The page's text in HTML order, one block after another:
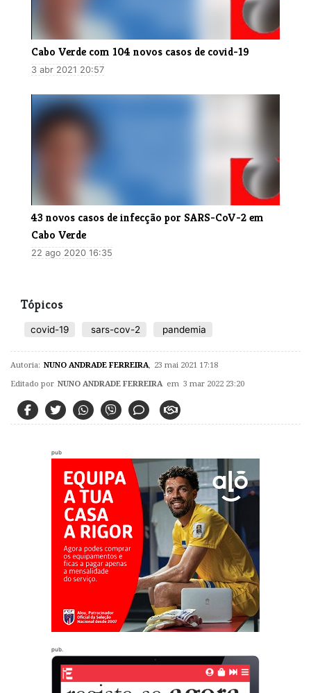
Cabo Verde com 104 novos casos de covid-19
3 abr 2021 20:57
43 novos casos de infecção por SARS-CoV-2 em
Cabo Verde
22 ago 2020 16:35
Tópicos
covid-19 sars-cov-2 pandemia
Autoria: NUNO ANDRADE FERREIRA, 23 mai 2021 17:18
Editado por NUNO ANDRADE FERREIRAem 3 mar 2022 23:20
pub
pub.